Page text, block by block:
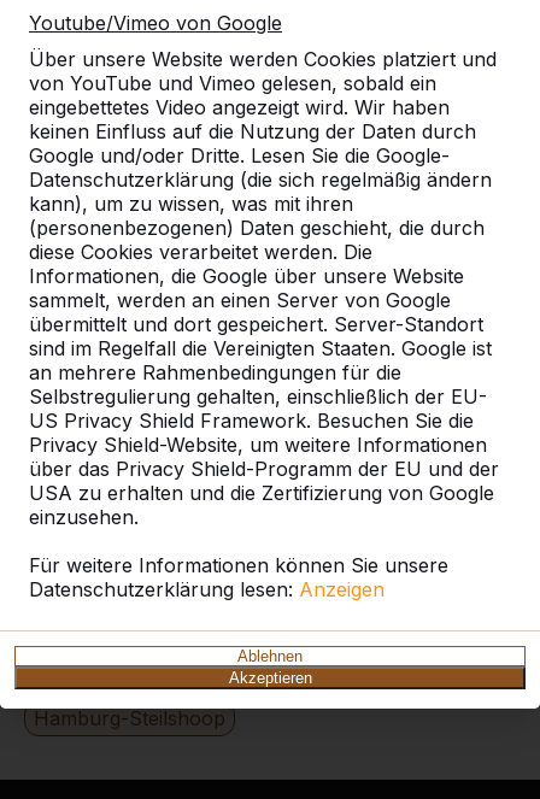
Youtube/Vimeo von Google
Über unsere Website werden Cookies platziert und
von YouTube und Vimeo gelesen, sobald ein
eingebettetes Video angezeigt wird. Wir haben
keinen Einfluss auf die Nutzung der Daten durch
Google und/oder Dritte. Lesen Sie die Google-
Datenschutzerklärung (die sich regelmäßig ändern
kann), um zu wissen, was mit ihren
(personenbezogenen) Daten geschieht, die durch
diese Cookies verarbeitet werden. Die
Informationen, die Google über unsere Website
sammelt, werden an einen Server von Google
übermittelt und dort gespeichert. Server-Standort
sind im Regelfall die Vereinigten Staaten. Google ist
an mehrere Rahmenbedingungen für die
Selbstregulierung gehalten, einschließlich der EU-
US Privacy Shield Framework. Besuchen Sie die
Privacy Shield-Website, um weitere Informationen
über das Privacy Shield-Programm der EU und der
USA zu erhalten und die Zertifizierung von Google
einzusehen.
Für weitere Informationen können Sie unsere
Datenschutzerklärung lesen: Anzeigen
Ablehnen
Akzeptieren
Referenzen
Unsere Produkte finden Sie in ganz Europa
und darüber hinaus. Sehen Sie hier, wo Sie
ein HeBlad-Produkt in Ihrer Nähe finden.
Produkt
Alles anzeigen
Kategorie
Alles anzeigen
Ort oder Postleitzahl suchen
Zie ook
Hamburg-Steilshoop